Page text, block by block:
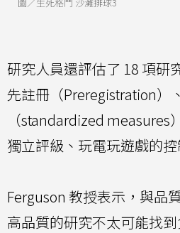
研究人員還評估了 18 項研
先註冊（Preregistration）
（standardized measures
獨立評級、玩電玩遊戲的
Ferguson 教授表示，與品
高品質的研究不太可能找